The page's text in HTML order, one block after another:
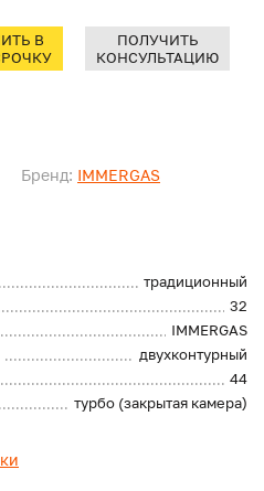
Бренд: IMMERGAS
традиционный
32
IMMERGAS
двухконтурный
44
турбо (закрытая камера)
В
ПОЛУЧИТЬ
КОНСУЛЬТАЦИЮ